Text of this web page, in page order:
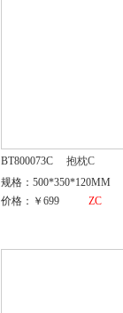
BT800073C
抱枕C
规格：500*350*120MM
价格：￥699
ZC